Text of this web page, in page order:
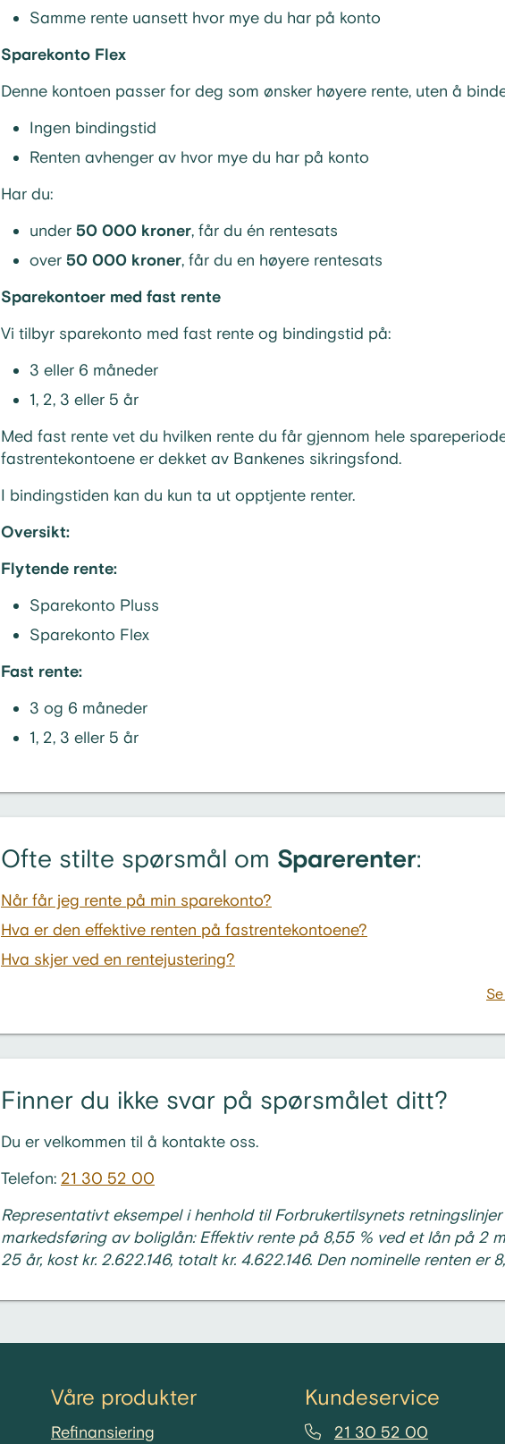
Samme rente uansett hvor mye du har på konto
Sparekonto Flex
Denne kontoen passer for deg som ønsker høyere rente, uten å
Ingen bindingstid
Renten avhenger av hvor mye du har på konto
Har du:
under 50 000 kroner, får du én rentesats
over 50 000 kroner, får du en høyere rentesats
Sparekontoer med fast rente
Vi tilbyr sparekonto med fast rente og bindingstid på:
3 eller 6 måneder
1, 2, 3 eller 5 år
Med fast rente vet du hvilken rente du får gjennom hele
fastrentekontoene er dekket av Bankenes sikringsfond.
I bindingstiden kan du kun ta ut opptjente renter.
Oversikt:
Flytende rente:
Sparekonto Pluss
Sparekonto Flex
Fast rente:
3 og 6 måneder
1, 2, 3 eller 5 år
Ofte stilte spørsmål om Sparerenter:
Når får jeg rente på min sparekonto?
Hva er den effektive renten på fastrentekontoene?
Hva skjer ved en rentejustering?
Finner du ikke svar på spørsmålet ditt?
Du er velkommen til å kontakte oss.
Telefon: 21 30 52 00
Representativt eksempel i henhold til Forbrukertilsynets
markedsføring av boliglån: Effektiv rente på 8,55 % ved et lån på 2
25 år, kost kr. 2.622.146, totalt kr. 4.622.146. Den nominelle renten er
Våre produkter
Refinansiering
Kundeservice
21 30 52 00